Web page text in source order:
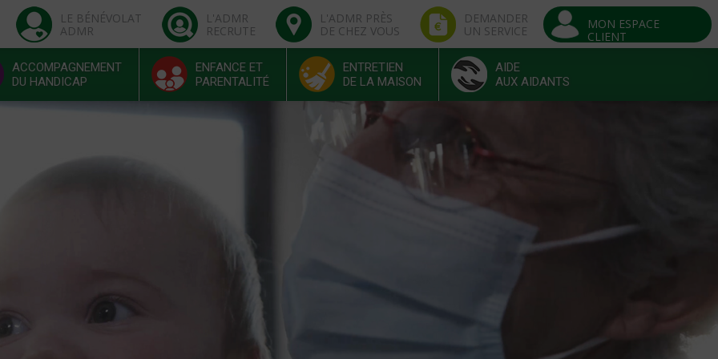
LE BÉNÉVOLAT
ADMR
L'ADMR
RECRUTE
L'ADMR PRÈS
DE CHEZ VOUS
DEMANDER
UN SERVICE
MON ESPACE
CLIENT
ACCOMPAGNEMENT
DU HANDICAP
ENFANCE ET
PARENTALITÉ
ENTRETIEN
DE LA MAISON
AIDE
AUX AIDANTS